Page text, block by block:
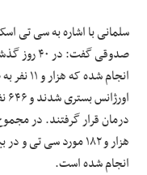
سلمانی با اشاره به سی تی
درمان قرار گرفتند. در
انجام شده است.